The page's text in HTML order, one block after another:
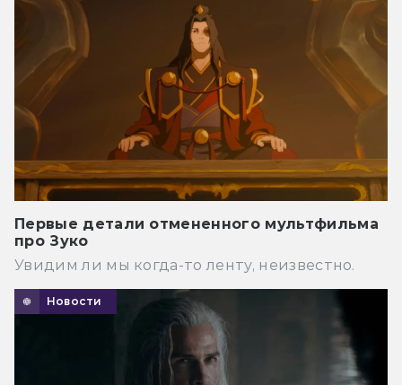
Первые детали отмененного мультфильма
про Зуко
Увидим ли мы когда-то ленту, неизвестно.
Новости